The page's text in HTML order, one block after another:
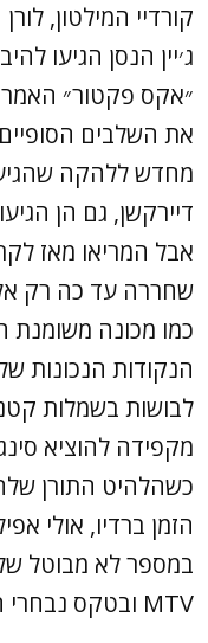
קורדיי המילטון,
ג׳יין הנסן הגיעו
את השלבים
מחדש ללהקה
דיירקשן, גם הן
אבל המריאו מאז
שחררה עד כה רק
כמו מכונה משומנת
הנקודות הנכונות
לבושות בשמלות
מקפידה להוציא
הזמן ברדיו, אולי
במספר לא מבוטל
MTV ובטקס נבחרי הילדים.